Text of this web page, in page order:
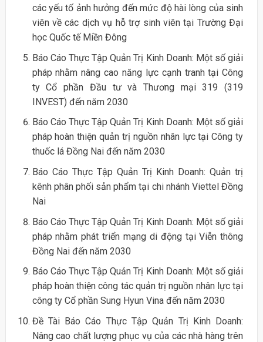
các yếu tố ảnh hưởng đến mức độ hài lòng của sinh
viên về các dịch vụ hỗ trợ sinh viên tại Trường Đại
học Quốc tế Miền Đông
Báo Cáo Thực Tập Quản Trị Kinh Doanh: Một số giải
pháp nhằm nâng cao năng lực cạnh tranh tại Công
ty Cổ phần Đầu tư và Thương mại 319 (319
INVEST) đến năm 2030
Báo Cáo Thực Tập Quản Trị Kinh Doanh: Một số giải
pháp hoàn thiện quản trị nguồn nhân lực tại Công ty
thuốc lá Đồng Nai đến năm 2030
Báo Cáo Thực Tập Quản Trị Kinh Doanh: Quản trị
kênh phân phối sản phẩm tại chi nhánh Viettel Đồng
Nai
Báo Cáo Thực Tập Quản Trị Kinh Doanh: Một số giải
pháp nhằm phát triển mạng di động tại Viễn thông
Đồng Nai đến năm 2030
Báo Cáo Thực Tập Quản Trị Kinh Doanh: Một số giải
pháp hoàn thiện công tác quản trị nguồn nhân lực tại
công ty Cổ phần Sung Hyun Vina đến năm 2030
Đề Tài Báo Cáo Thực Tập Quản Trị Kinh Doanh:
Nâng cao chất lượng phục vụ của các nhà hàng trên